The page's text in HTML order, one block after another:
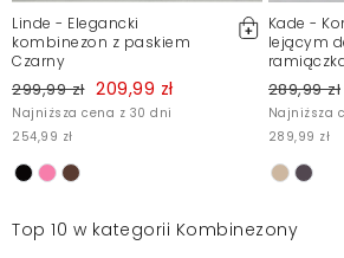
Linde - Elegancki
kombinezon z paskiem
Czarny
299,99 zł 209,99 zł
Najniższa cena z 30 dni
254,99 zł
Kade -
lejącym
289,99 zł
Najniższa
289,99 zł
Top 10 w kategorii Kombinezony